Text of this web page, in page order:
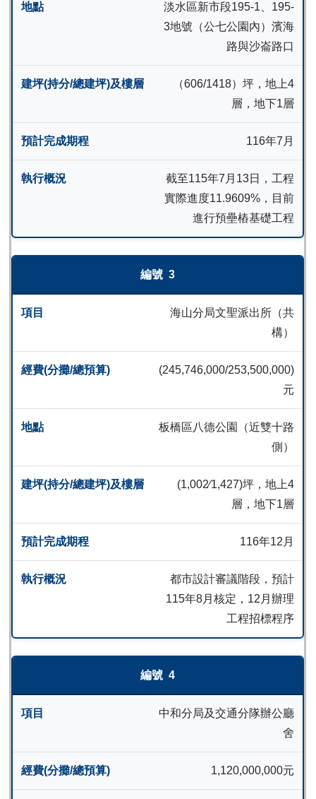
淡水區新市段195-1、195-
3地號（公七公園內）濱海
路與沙崙路口
（606/1418）坪，地上4
層，地下1層
116年7月
截至115年7月13日，工程
實際進度11.9609%，目前
進行預壘樁基礎工程
3
海山分局文聖派出所（共
構）
(245,746,000/253,500,000)
元
板橋區八德公園（近雙十路
側）
(1,002∕1,427)坪，地上4
層，地下1層
116年12月
都市設計審議階段，預計
115年8月核定，12月辦理
工程招標程序
4
中和分局及交通分隊辦公廳
舍
1,120,000,000元